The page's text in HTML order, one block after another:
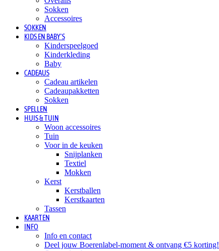
Sokken
Accessoires
SOKKEN
KIDS EN BABY’S
Kinderspeelgoed
Kinderkleding
Baby
CADEAUS
Cadeau artikelen
Cadeaupakketten
Sokken
SPELLEN
HUIS & TUIN
Woon accessoires
Tuin
Voor in de keuken
Snijplanken
Textiel
Mokken
Kerst
Kerstballen
Kerstkaarten
Tassen
KAARTEN
INFO
Info en contact
Deel jouw Boerenlabel-moment & ontvang €5 korting!